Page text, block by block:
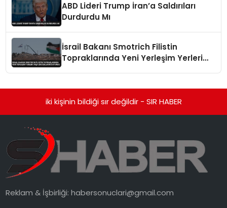
ABD Lideri Trump İran’a Saldırıları
Durdurdu Mı
İsrail Bakanı Smotrich Filistin
Topraklarında Yeni Yerleşim Yerleri
iki kişinin bildiği sır değildir - SIR HABER
Reklam & İşbirliği:habersonuclari@gmail.com